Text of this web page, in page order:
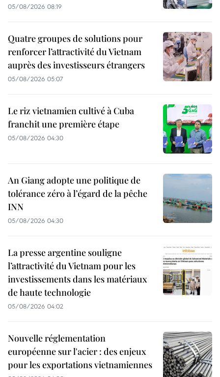
05/08/2026 08:19
Quatre groupes de solutions pour
renforcer l’attractivité du Vietnam
auprès des investisseurs étrangers
05/08/2026 05:07
Le riz vietnamien cultivé à Cuba
franchit une première étape
05/08/2026 04:30
An Giang adopte une politique de
tolérance zéro à l’égard de la pêche
INN
05/08/2026 04:30
La presse argentine souligne
l’attractivité du Vietnam pour les
investissements dans les matériaux
de haute technologie
05/08/2026 04:02
Nouvelle réglementation
européenne sur l'acier : des enjeux
pour les exportations vietnamiennes